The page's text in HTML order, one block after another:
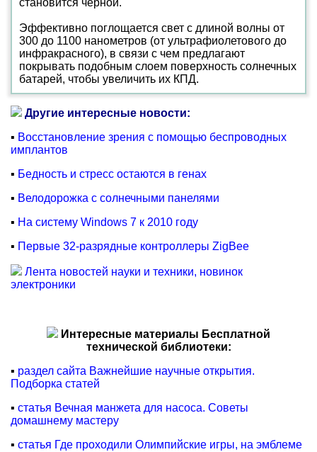
Эффективно поглощается свет с длиной волны от
300 до 1100 нанометров (от ультрафиолетового до
инфракрасного), в связи с чем предлагают
покрывать подобным слоем поверхность солнечных
батарей, чтобы увеличить их КПД.
Другие интересные новости:
▪ Восстановление зрения с помощью беспроводных
имплантов
▪ Бедность и стресс остаются в генах
▪ Велодорожка с солнечными панелями
▪ На систему Windows 7 к 2010 году
▪ Первые 32-разрядные контроллеры ZigBee
Лента новостей науки и техники, новинок
электроники
Интересные материалы Бесплатной
технической библиотеки:
▪ раздел сайта Важнейшие научные открытия.
Подборка статей
▪ статья Вечная манжета для насоса. Советы
домашнему мастеру
▪ статья Где проходили Олимпийские игры, на эмблеме